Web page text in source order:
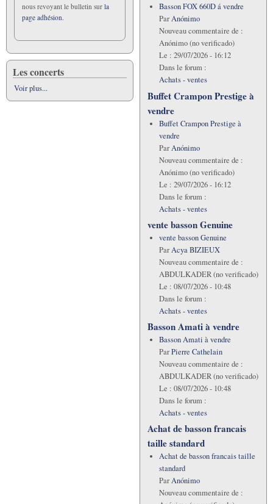
nous revoyant le bulletin sur la
page adhésion.
Les concerts
Voir plus...
Basson FOX 660D á vendre
ParAnónimo
Nouveau commentaire de :
Anónimo (no verificado)
Le : 29/07/2026 - 16:12
Dans le forum :
Achats - ventes
Buffet Crampon Prestige à
vendre
Buffet Crampon Prestige à
vendre
ParAnónimo
Nouveau commentaire de :
Anónimo (no verificado)
Le : 29/07/2026 - 16:12
Dans le forum :
Achats - ventes
vente basson Genuine
vente basson Genuine
ParAcya BIZIEUX
Nouveau commentaire de :
ABDULKADER (no verificado)
Le : 08/07/2026 - 10:48
Dans le forum :
Achats - ventes
Basson Amati à vendre
Basson Amati à vendre
ParPierre Cathelain
Nouveau commentaire de :
ABDULKADER (no verificado)
Le : 08/07/2026 - 10:48
Dans le forum :
Achats - ventes
Achat de basson francais
taille standard
Achat de basson francais taille
standard
ParAnónimo
Nouveau commentaire de :